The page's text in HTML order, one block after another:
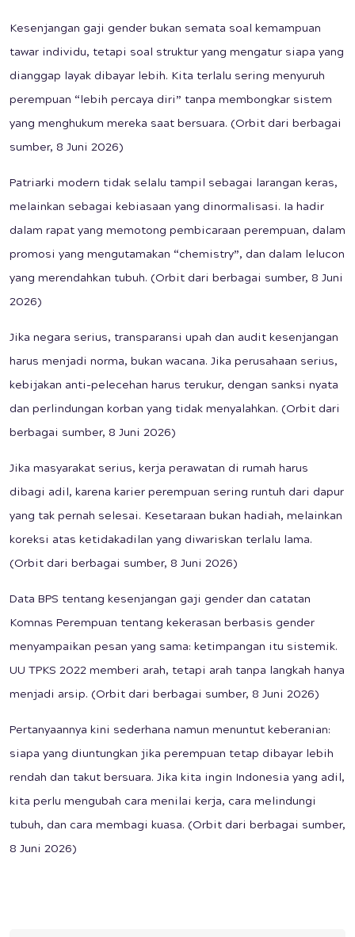
Kesenjangan gaji gender bukan semata soal kemampuan
tawar individu, tetapi soal struktur yang mengatur siapa yang
dianggap layak dibayar lebih. Kita terlalu sering menyuruh
perempuan “lebih percaya diri” tanpa membongkar sistem
yang menghukum mereka saat bersuara. (Orbit dari berbagai
sumber, 8 Juni 2026)
Patriarki modern tidak selalu tampil sebagai larangan keras,
melainkan sebagai kebiasaan yang dinormalisasi. Ia hadir
dalam rapat yang memotong pembicaraan perempuan, dalam
promosi yang mengutamakan “chemistry”, dan dalam lelucon
yang merendahkan tubuh. (Orbit dari berbagai sumber, 8 Juni
2026)
Jika negara serius, transparansi upah dan audit kesenjangan
harus menjadi norma, bukan wacana. Jika perusahaan serius,
kebijakan anti-pelecehan harus terukur, dengan sanksi nyata
dan perlindungan korban yang tidak menyalahkan. (Orbit dari
berbagai sumber, 8 Juni 2026)
Jika masyarakat serius, kerja perawatan di rumah harus
dibagi adil, karena karier perempuan sering runtuh dari dapur
yang tak pernah selesai. Kesetaraan bukan hadiah, melainkan
koreksi atas ketidakadilan yang diwariskan terlalu lama.
(Orbit dari berbagai sumber, 8 Juni 2026)
Data BPS tentang kesenjangan gaji gender dan catatan
Komnas Perempuan tentang kekerasan berbasis gender
menyampaikan pesan yang sama: ketimpangan itu sistemik.
UU TPKS 2022 memberi arah, tetapi arah tanpa langkah hanya
menjadi arsip. (Orbit dari berbagai sumber, 8 Juni 2026)
Pertanyaannya kini sederhana namun menuntut keberanian:
siapa yang diuntungkan jika perempuan tetap dibayar lebih
rendah dan takut bersuara. Jika kita ingin Indonesia yang adil,
kita perlu mengubah cara menilai kerja, cara melindungi
tubuh, dan cara membagi kuasa. (Orbit dari berbagai sumber,
8 Juni 2026)